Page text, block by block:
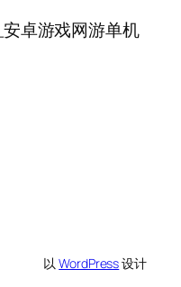
卓游戏网游单机
以WordPress设计